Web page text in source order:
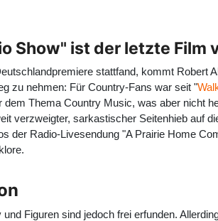
Show" ist der letzte Film
stattfand, kommt
zu nehmen: Für Country-Fans war seit "
dem Thema Country Music, was aber nicht
verzweigter, sarkastischer Seitenhieb auf
der Radio-Livesendung "A Prairie Home
Figuren sind jedoch frei erfunden.